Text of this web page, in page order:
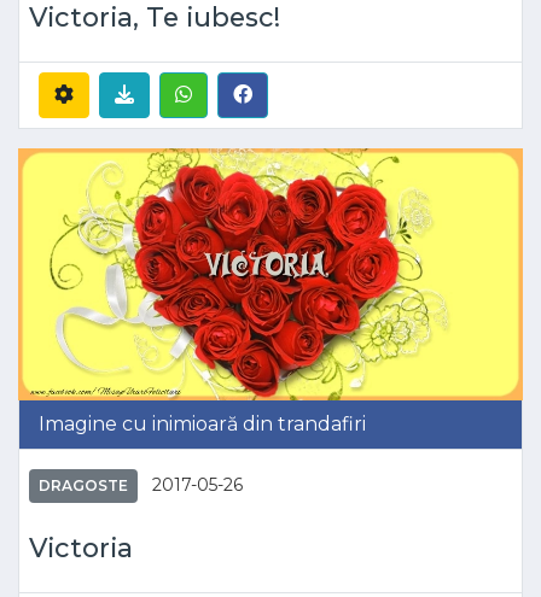
Victoria, Te iubesc!
Imagine cu inimioară din trandafiri
DRAGOSTE 2017-05-26
Victoria